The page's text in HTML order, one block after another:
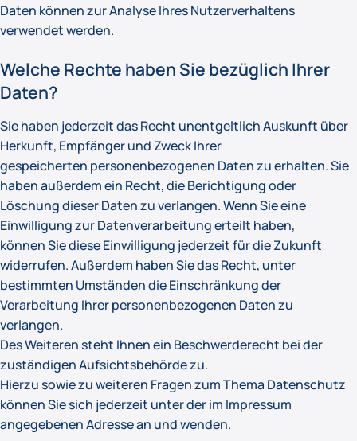
Daten können zur Analyse Ihres Nutzerverhaltens
verwendet werden.
Welche Rechte haben Sie bezüglich Ihrer
Daten?
Sie haben jederzeit das Recht unentgeltlich Auskunft über
Herkunft, Empfänger und Zweck Ihrer
gespeicherten personenbezogenen Daten zu erhalten. Sie
haben außerdem ein Recht, die Berichtigung oder
Löschung dieser Daten zu verlangen. Wenn Sie eine
Einwilligung zur Datenverarbeitung erteilt haben,
können Sie diese Einwilligung jederzeit für die Zukunft
widerrufen. Außerdem haben Sie das Recht, unter
bestimmten Umständen die Einschränkung der
Verarbeitung Ihrer personenbezogenen Daten zu
verlangen.
Des Weiteren steht Ihnen ein Beschwerderecht bei der
zuständigen Aufsichtsbehörde zu.
Hierzu sowie zu weiteren Fragen zum Thema Datenschutz
können Sie sich jederzeit unter der im Impressum
angegebenen Adresse an und wenden.